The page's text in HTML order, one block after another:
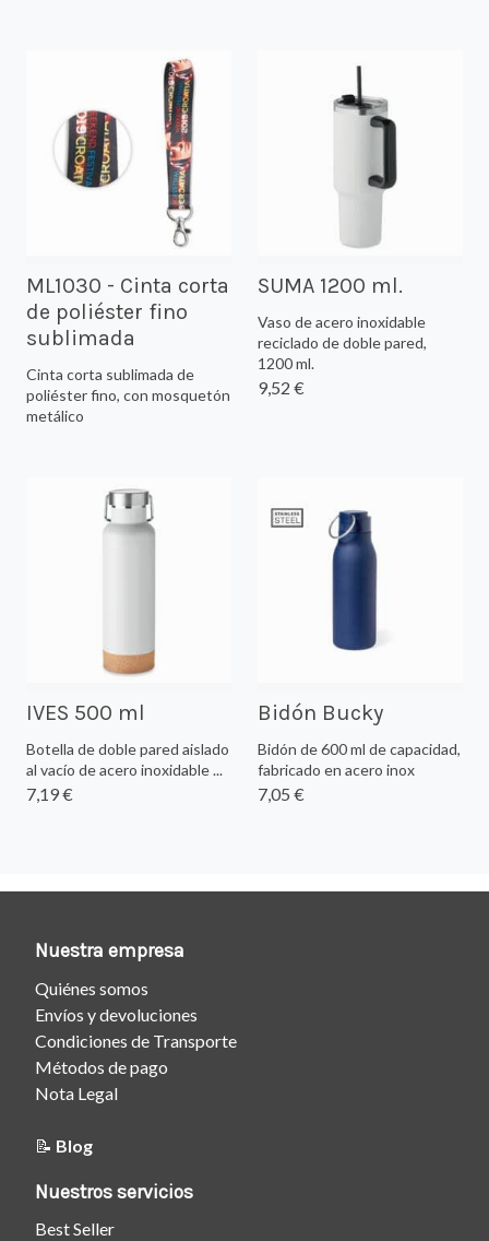
ML1030 - Cinta corta
de poliéster fino
sublimada
Cinta corta sublimada de
poliéster fino, con mosquetón
metálico
SUMA 1200 ml.
Vaso de acero inoxidable
reciclado de doble pared,
1200 ml.
9,52 €
IVES 500 ml
Botella de doble pared aislado
al vacío de acero inoxidable ...
7,19 €
Bidón Bucky
Bidón de 600 ml de capacidad,
fabricado en acero inox
7,05 €
Nuestra empresa
Quiénes somos
Envíos y devoluciones
Condiciones de Transporte
Métodos de pago
Nota Legal
📝 Blog
Nuestros servicios
Best Seller